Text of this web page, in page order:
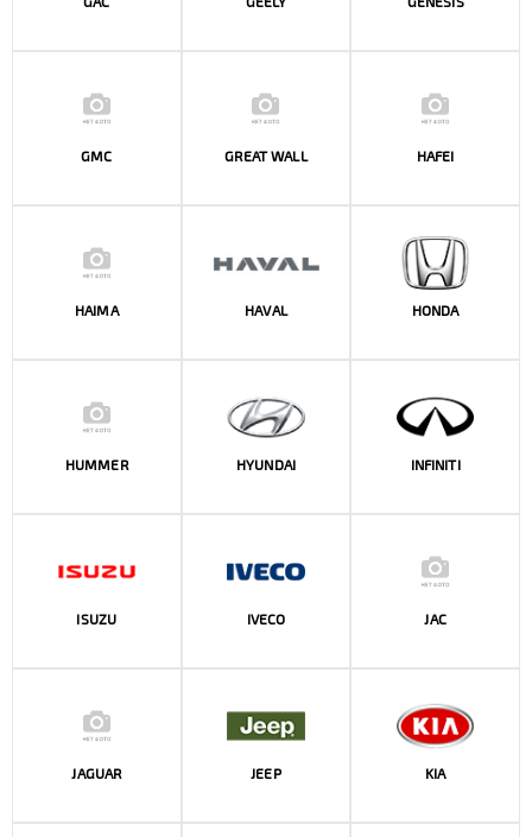
GMC GREAT WALL HAFEI
HAIMA HAVAL HONDA
HUMMER HYUNDAI INFINITI
ISUZU IVECO JAC
JAGUAR JEEP KIA